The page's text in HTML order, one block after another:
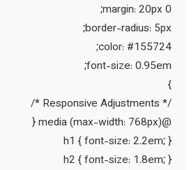
margin: 20px 0;
border-radius: 5px;
color: #155724;
font-size: 0.95em;
}
/* Responsive Adjustments */
@media (max-width: 768px) {
h1 { font-size: 2.2em; }
h2 { font-size: 1.8em; }